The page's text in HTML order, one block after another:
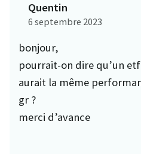
Quentin
6 septembre 2023
bonjour,
pourrait-on dire qu’un
aurait la même
gr ?
merci d’avance